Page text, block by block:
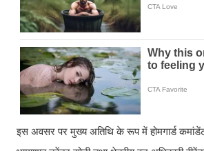
इस अवसर पर मुख्य अतिथि के रूप में होमगार्ड